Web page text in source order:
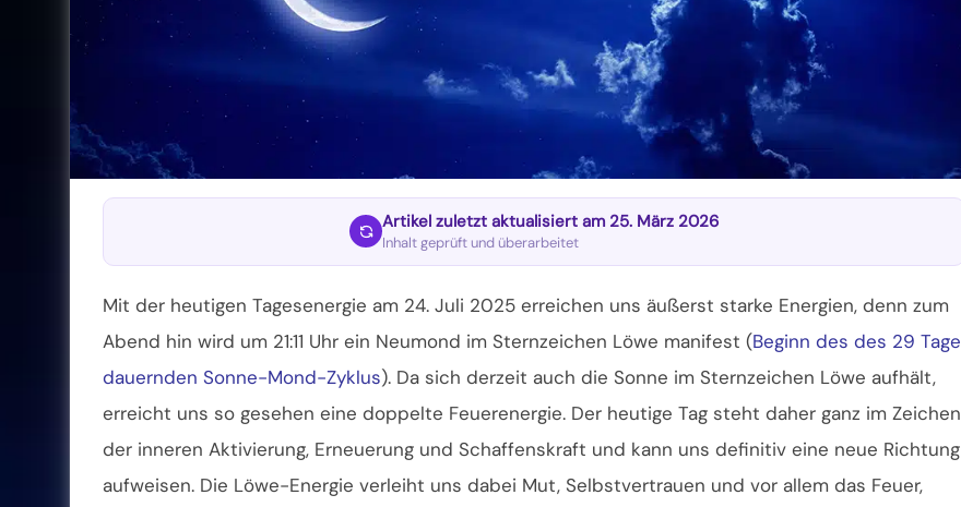
Artikel zuletzt aktualisiert am 25. März 2026
Inhalt geprüft und überarbeitet
Mit der heutigen Tagesenergie am 24. Juli 2025 erreichen uns äußerst starke Energien, denn zum
Abend hin wird um 21:11 Uhr ein Neumond im Sternzeichen Löwe manifest (Beginn des des 29 Tage
dauernden Sonne-Mond-Zyklus). Da sich derzeit auch die Sonne im Sternzeichen Löwe aufhält,
erreicht uns so gesehen eine doppelte Feuerenergie. Der heutige Tag steht daher ganz im Zeichen
der inneren Aktivierung, Erneuerung und Schaffenskraft und kann uns definitiv eine neue Richtung
aufweisen. Die Löwe-Energie verleiht uns dabei Mut, Selbstvertrauen und vor allem das Feuer,